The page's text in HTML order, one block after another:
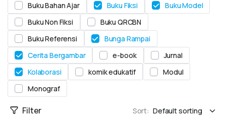
Buku Bahan Ajar
Buku Fiksi
Buku Model
Buku Non Fiksi
Buku QRCBN
Buku Referensi
Bunga Rampai
Cerita Bergambar
e-book
Jurnal
Kolaborasi
komik edukatif
Modul
Monograf
Filter Sort: